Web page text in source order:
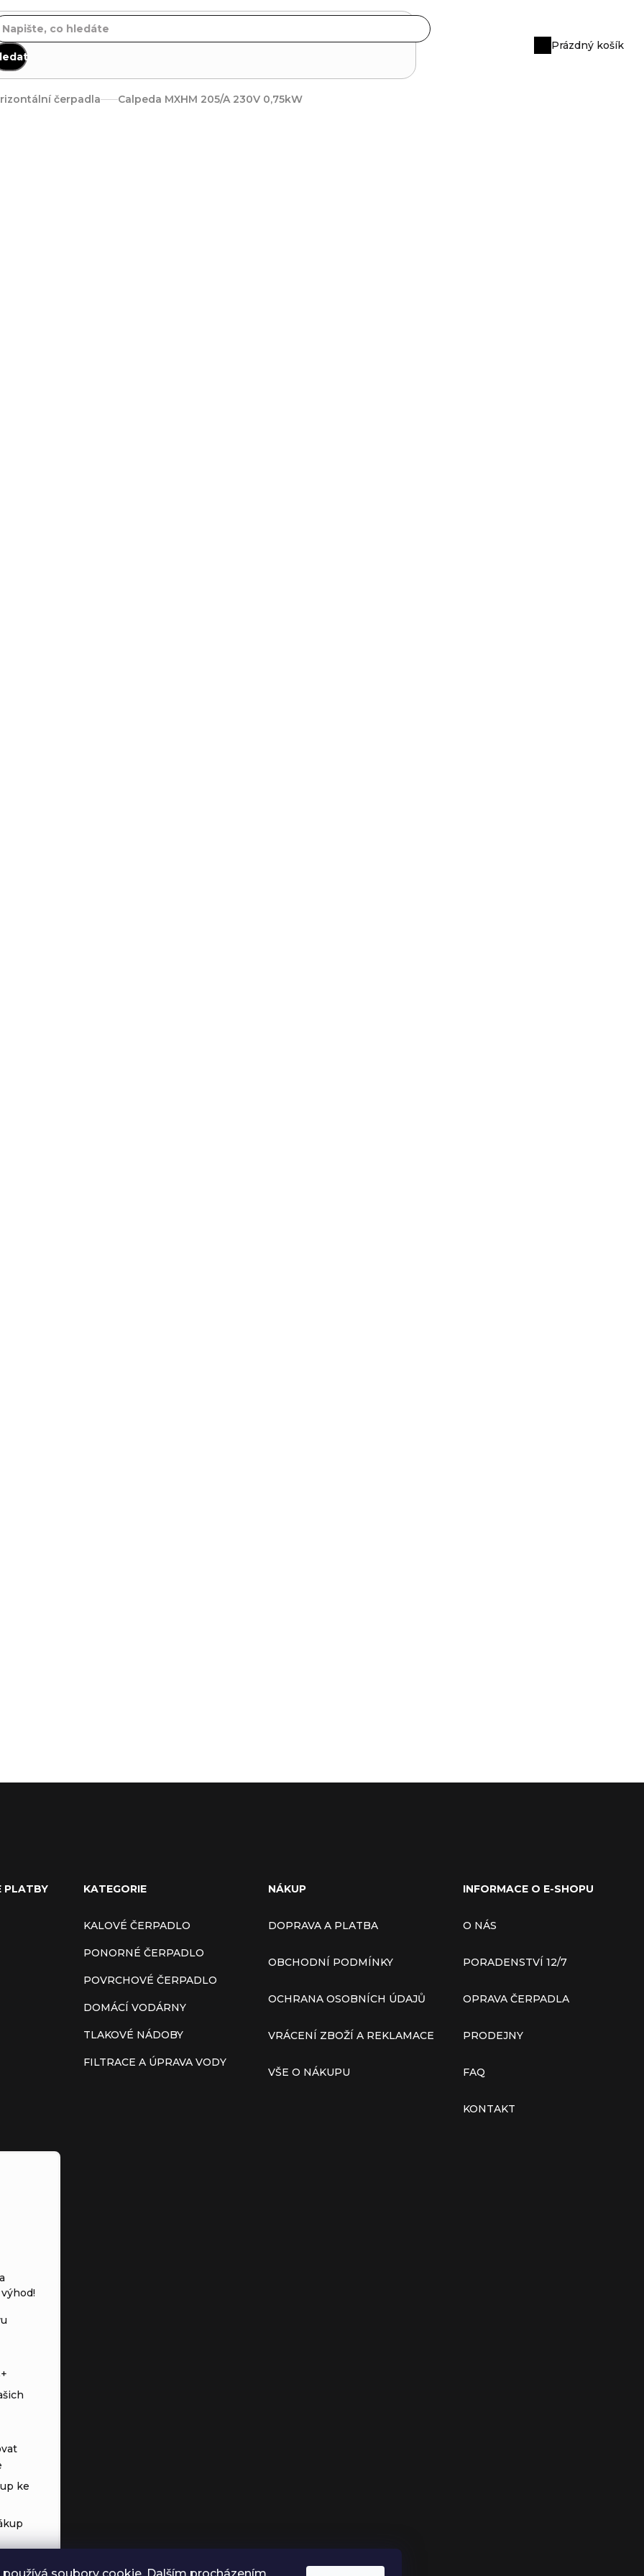
Nákupní
Prázdný košík
čerpadla Calpeda MXHM 205/A 230V 0,75kW
PLATBY KATEGORIE
KALOVÉ ČERPADLO
PONORNÉ ČERPADLO
POVRCHOVÉ ČERPADLO
DOMÁCÍ VODÁRNY
TLAKOVÉ NÁDOBY
FILTRACE A ÚPRAVA VODY
NÁKUP
DOPRAVA A PLATBA
OBCHODNÍ PODMÍNKY
OCHRANA OSOBNÍCH ÚDAJŮ
VRÁCENÍ ZBOŽÍ A REKLAMACE
VŠE O NÁKUPU
INFORMACE O E-SHOPU
O NÁS
PORADENSTVÍ 12/7
OPRAVA ČERPADLA
PRODEJNY
FAQ
KONTAKT
ke